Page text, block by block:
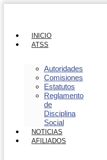
INICIO
ATSS
Autoridades
Comisiones
Estatutos
Reglamento
de
Disciplina
Social
NOTICIAS
AFILIADOS